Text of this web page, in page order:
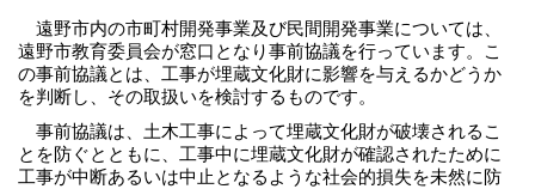
遠野市内の市町村開発事業及び民間開発事業については、
遠野市教育委員会が窓口となり事前協議を行っています。こ
の事前協議とは、工事が埋蔵文化財に影響を与えるかどうか
を判断し、その取扱いを検討するものです。
事前協議は、土木工事によって埋蔵文化財が破壊されるこ
とを防ぐとともに、工事中に埋蔵文化財が確認されたために
工事が中断あるいは中止となるような社会的損失を未然に防